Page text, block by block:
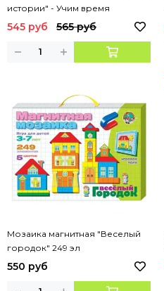
истории" - Учим время
545 руб 565 руб
Мозаика магнитная "Веселый
городок" 249 эл
550 руб